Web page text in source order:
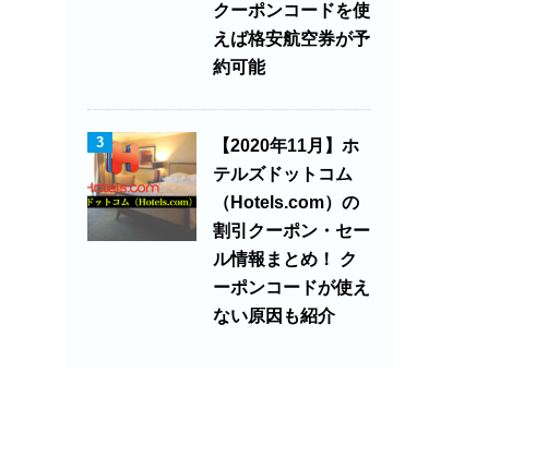
クーポンコードを使
えば格安航空券が予
約可能
3
【2020年11月】ホ
テルズドットコム
（Hotels.com）の
割引クーポン・セー
ル情報まとめ！ ク
ーポンコードが使え
ない原因も紹介